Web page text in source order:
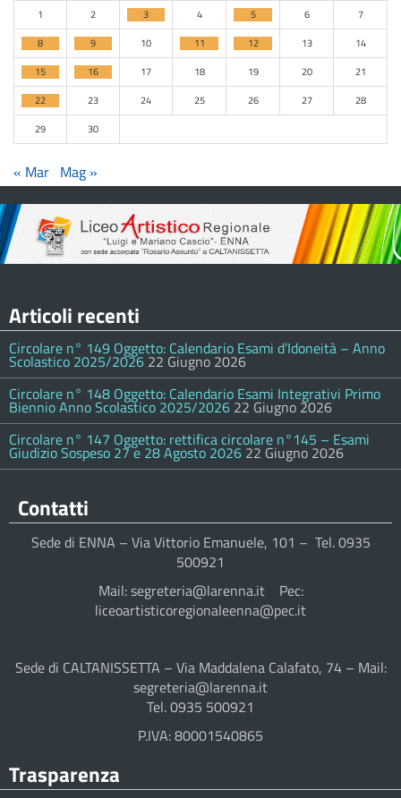
1 2 3 4 5 6
7
8
9 10 11 12 13
14
15
16 17 18 19 20
21
22
23 24 25 26 27
28
29
30
« Mar Mag »
Articoli recenti
Circolare n° 149 Oggetto: Calendario Esami d’Idoneità – Anno
Scolastico 2025/2026 22 Giugno 2026
Circolare n° 148 Oggetto: Calendario Esami Integrativi Primo
Biennio Anno Scolastico 2025/2026 22 Giugno 2026
Circolare n° 147 Oggetto: rettifica circolare n°145 – Esami
Giudizio Sospeso 27 e 28 Agosto 2026 22 Giugno 2026
Contatti
Sede di ENNA – Via Vittorio Emanuele, 101 – Tel. 0935
500921
Mail: segreteria@larenna.it Pec:
liceoartisticoregionaleenna@pec.it
Sede di CALTANISSETTA – Via Maddalena Calafato, 74 – Mail:
segreteria@larenna.it
Tel. 0935 500921
P.IVA: 80001540865
Trasparenza